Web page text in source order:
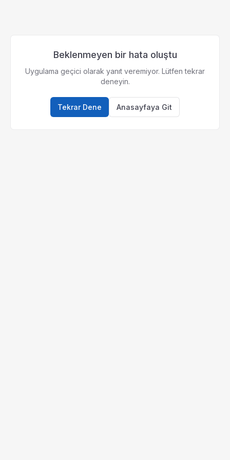
Beklenmeyen bir hata oluştu
Uygulama geçici olarak yanıt veremiyor. Lütfen tekrar
deneyin.
Tekrar Dene Anasayfaya Git